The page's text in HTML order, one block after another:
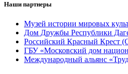
Наши партнеры
Музей истории мировых
Дом Дружбы Республики
Российский Красный Крест
ГБУ «Московский дом
Международный альянс